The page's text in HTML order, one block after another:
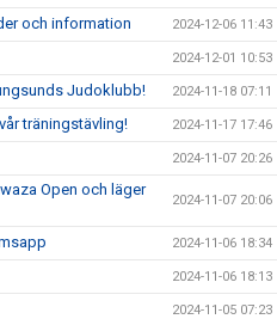
och information 2024-12-06 11:43
2024-12-01 10:53
Judoklubb! 2024-11-18 07:11
träningstävling! 2024-11-17 17:46
2024-11-07 20:26
Open och läger
2024-11-07 20:06
2024-11-06 18:34
2024-11-06 18:13
2024-11-05 07:23